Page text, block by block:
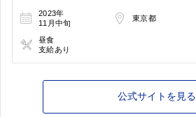
2023年
11月中旬
東京都
昼食
支給あり
公式サイトを見る